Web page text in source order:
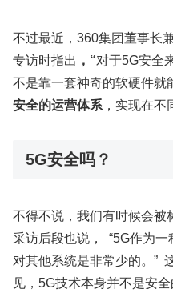
不过最近，360集团董事长
专访时指出 ，“对于5G安全
不是靠一套神奇的软硬件就
安全的运营体系 ，实现在不
5G安全吗？
不得不说，我们有时候会被
采访后段也说， “5G作为
对其他系统是非常少的。”
见，5G技术本身并不是安